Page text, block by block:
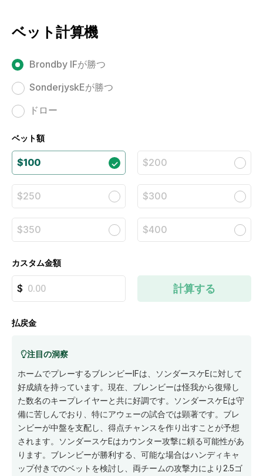
ベット計算機
Brondby IFが勝つ
SonderjyskEが勝つ
ドロー
ベット額
$100 $200
$250 $300
$350 $400
カスタム金額
計算する
払戻金
注目の洞察
ホームでプレーするブレンビーIFは、ソンダースケEに対して
好成績を持っています。現在、ブレンビーは怪我から復帰し
た数名のキープレイヤーと共に好調です。ソンダースケEは守
備に苦しんでおり、特にアウェーの試合では顕著です。ブレ
ンビーが中盤を支配し、得点チャンスを作り出すことが予想
されます。ソンダースケEはカウンター攻撃に頼る可能性があ
ります。ブレンビーが勝利する、可能な場合はハンディキャ
ップ付きでのベットを検討し、両チームの攻撃力により2.5ゴ